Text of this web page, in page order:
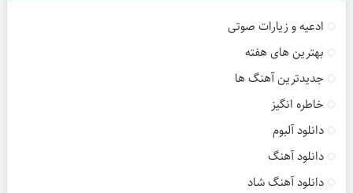
ادعیه و زیارات صوتی
بهترین های هفته
جدیدترین آهنگ ها
خاطره انگیز
دانلود آلبوم
دانلود آهنگ
دانلود آهنگ شاد